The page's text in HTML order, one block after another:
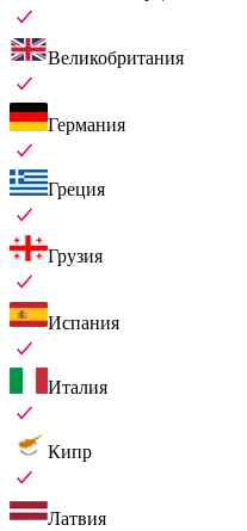
Великобритания
Германия
Греция
Грузия
Испания
Италия
Кипр
Латвия